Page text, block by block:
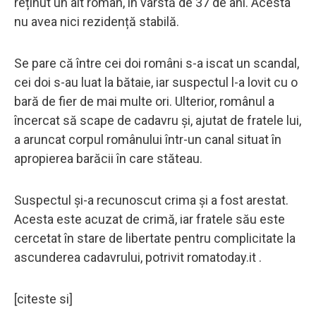
nu avea nici rezidență stabilă.
Se pare că între cei doi români s-a iscat un scandal,
cei doi s-au luat la bătaie, iar suspectul l-a lovit cu o
bară de fier de mai multe ori. Ulterior, românul a
încercat să scape de cadavru și, ajutat de fratele lui,
a aruncat corpul românului într-un canal situat în
apropierea barăcii în care stăteau.
Suspectul și-a recunoscut crima și a fost arestat.
Acesta este acuzat de crimă, iar fratele său este
cercetat în stare de libertate pentru complicitate la
ascunderea cadavrului, potrivit romatoday.it .
[citeste si]